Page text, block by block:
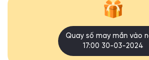
Quay số may mắn vào
17:00 30-03-2024